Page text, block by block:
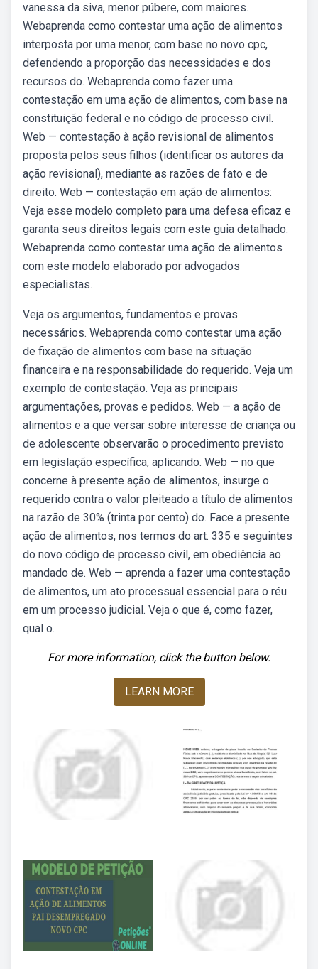
vanessa da siva, menor púbere, com maiores.
Webaprenda como contestar uma ação de alimentos
interposta por uma menor, com base no novo cpc,
defendendo a proporção das necessidades e dos
recursos do. Webaprenda como fazer uma
contestação em uma ação de alimentos, com base na
constituição federal e no código de processo civil.
Web — contestação à ação revisional de alimentos
proposta pelos seus filhos (identificar os autores da
ação revisional), mediante as razões de fato e de
direito. Web — contestação em ação de alimentos:
Veja esse modelo completo para uma defesa eficaz e
garanta seus direitos legais com este guia detalhado.
Webaprenda como contestar uma ação de alimentos
com este modelo elaborado por advogados
especialistas.
Veja os argumentos, fundamentos e provas
necessários. Webaprenda como contestar uma ação
de fixação de alimentos com base na situação
financeira e na responsabilidade do requerido. Veja um
exemplo de contestação. Veja as principais
argumentações, provas e pedidos. Web — a ação de
alimentos e a que versar sobre interesse de criança ou
de adolescente observarão o procedimento previsto
em legislação específica, aplicando. Web — no que
concerne à presente ação de alimentos, insurge o
requerido contra o valor pleiteado a título de alimentos
na razão de 30% (trinta por cento) do. Face a presente
ação de alimentos, nos termos do art. 335 e seguintes
do novo código de processo civil, em obediência ao
mandado de. Web — aprenda a fazer uma contestação
de alimentos, um ato processual essencial para o réu
em um processo judicial. Veja o que é, como fazer,
qual o.
For more information, click the button below.
LEARN MORE